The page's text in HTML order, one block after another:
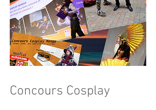
Concours Cosplay